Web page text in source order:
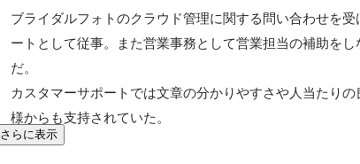
ブライダルフォトのクラウド管理に関する問い合わせを
ートとして従事。また営業事務として営業担当の補助を
だ。
カスタマーサポートでは文章の分かりやすさや人当たり
様からも支持されていた。
さらに表示